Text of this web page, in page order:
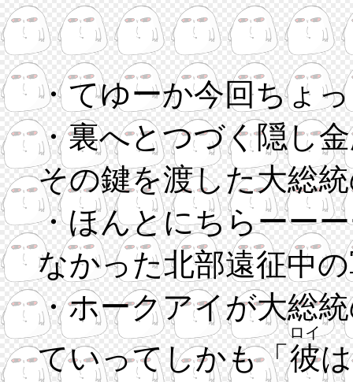
・てゆーか今回ちょ
・裏へとつづく隠し
その鍵を渡した大総
・ほんとにちらーー
なかった北部遠征中
・ホークアイが大総
ていってしかも「彼
ロイ